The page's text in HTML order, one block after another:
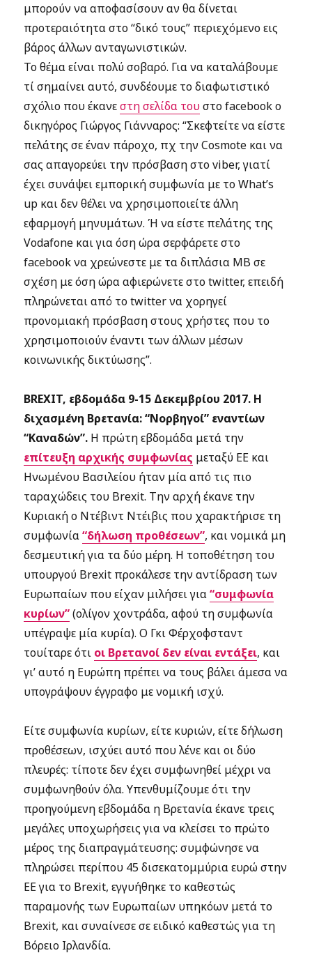
μπορούν να αποφασίσουν αν θα δίνεται
προτεραιότητα στο “δικό τους” περιεχόμενο εις
βάρος άλλων ανταγωνιστικών.
Το θέμα είναι πολύ σοβαρό. Για να καταλάβουμε
τί σημαίνει αυτό, συνδέουμε το διαφωτιστικό
σχόλιο που έκανεστη σελίδα του στο facebook ο
δικηγόρος Γιώργος Γιάνναρος: “Σκεφτείτε να είστε
πελάτης σε έναν πάροχο, πχ την Cosmote και να
σας απαγορεύει την πρόσβαση στο viber, γιατί
έχει συνάψει εμπορική συμφωνία με το What’s
up και δεν θέλει να χρησιμοποιείτε άλλη
εφαρμογή μηνυμάτων. Ή να είστε πελάτης της
Vodafone και για όση ώρα σερφάρετε στο
facebook να χρεώνεστε με τα διπλάσια MB σε
σχέση με όση ώρα αφιερώνετε στο twitter, επειδή
πληρώνεται από το twitter να χορηγεί
προνομιακή πρόσβαση στους χρήστες που το
χρησιμοποιούν έναντι των άλλων μέσων
κοινωνικής δικτύωσης”.
BREXIT, εβδομάδα 9-15 Δεκεμβρίου 2017. Η
διχασμένη Βρετανία: “Νορβηγοί” εναντίων
“Καναδών”. Η πρώτη εβδομάδα μετά την
επίτευξη αρχικής συμφωνίας μεταξύ ΕΕ και
Ηνωμένου Βασιλείου ήταν μία από τις πιο
ταραχώδεις του Brexit. Την αρχή έκανε την
Κυριακή ο Ντέβιντ Ντέιβις που χαρακτήρισε τη
συμφωνία“δήλωση προθέσεων”, και νομικά μη
δεσμευτική για τα δύο μέρη. Η τοποθέτηση του
υπουργού Brexit προκάλεσε την αντίδραση των
Ευρωπαίων που είχαν μιλήσει για“συμφωνία
κυρίων”(ολίγον χοντράδα, αφού τη συμφωνία
υπέγραψε μία κυρία). O Γκι Φέρχοφσταντ
τουίταρε ότι οι Βρετανοί δεν είναι εντάξει, και
γι’ αυτό η Ευρώπη πρέπει να τους βάλει άμεσα να
υπογράψουν έγγραφο με νομική ισχύ.
Είτε συμφωνία κυρίων, είτε κυριών, είτε δήλωση
προθέσεων, ισχύει αυτό που λένε και οι δύο
πλευρές: τίποτε δεν έχει συμφωνηθεί μέχρι να
συμφωνηθούν όλα. Υπενθυμίζουμε ότι την
προηγούμενη εβδομάδα η Βρετανία έκανε τρεις
μεγάλες υποχωρήσεις για να κλείσει το πρώτο
μέρος της διαπραγμάτευσης: συμφώνησε να
πληρώσει περίπου 45 δισεκατομμύρια ευρώ στην
ΕΕ για το Brexit, εγγυήθηκε το καθεστώς
παραμονής των Ευρωπαίων υπηκόων μετά το
Brexit, και συναίνεσε σε ειδικό καθεστώς για τη
Βόρειο Ιρλανδία.